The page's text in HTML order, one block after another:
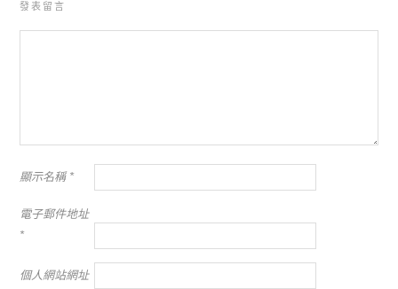
發表留言
顯示名稱 *
電子郵件地址
*
個人網站網址